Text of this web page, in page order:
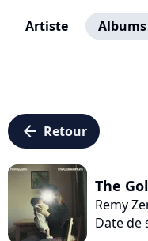
Artiste
arrow_left Retour
The
Remy
Date de